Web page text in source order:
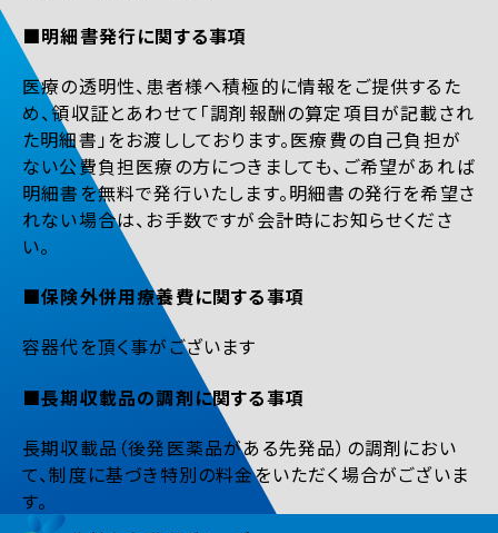
■明細書発行に関する事項
医療の透明性、患者様へ積極的に情報をご提供するた
め、領収証とあわせて「調剤報酬の算定項目が記載され
た明細書」をお渡ししております。医療費の自己負担が
ない公費負担医療の方につきましても、ご希望があれば
明細書を無料で発行いたします。明細書の発行を希望さ
れない場合は、お手数ですが会計時にお知らせくださ
い。
■保険外併用療養費に関する事項
容器代を頂く事がございます
■長期収載品の調剤に関する事項
長期収載品（後発医薬品がある先発品）の調剤におい
て、制度に基づき特別の料金をいただく場合がございま
す。